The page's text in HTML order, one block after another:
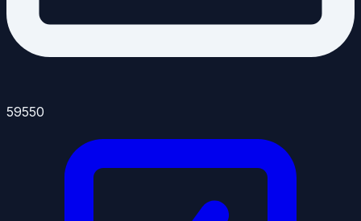
59550